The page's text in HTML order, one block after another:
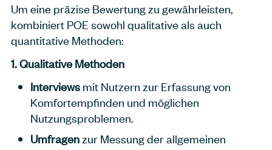
Um eine präzise Bewertung zu gewährleisten,
kombiniert POE sowohl qualitative als auch
quantitative Methoden:
1. Qualitative Methoden
Interviews mit Nutzern zur Erfassung von
Komfortempfinden und möglichen
Nutzungsproblemen.
Umfragenzur Messung der allgemeinen